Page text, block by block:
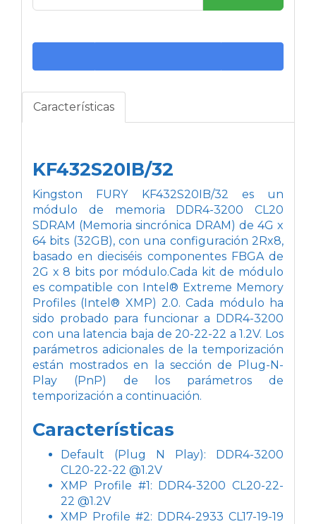
Características
KF432S20IB/32
Kingston FURY KF432S20IB/32 es un
módulo de memoria DDR4-3200 CL20
SDRAM (Memoria sincrónica DRAM) de 4G x
64 bits (32GB), con una configuración 2Rx8,
basado en dieciséis componentes FBGA de
2G x 8 bits por módulo.Cada kit de módulo
es compatible con Intel® Extreme Memory
Profiles (Intel® XMP) 2.0. Cada módulo ha
sido probado para funcionar a DDR4-3200
con una latencia baja de 20-22-22 a 1.2V. Los
parámetros adicionales de la temporización
están mostrados en la sección de Plug-N-
Play (PnP) de los parámetros de
temporización a continuación.
Características
Default (Plug N Play): DDR4-3200
CL20-22-22 @1.2V
XMP Profile #1: DDR4-3200 CL20-22-
22 @1.2V
XMP Profile #2: DDR4-2933 CL17-19-19